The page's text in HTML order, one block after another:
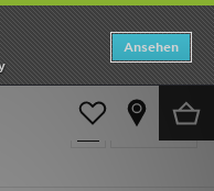
Ansehen
Day
verfeinern